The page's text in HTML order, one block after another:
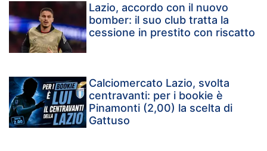
Lazio, accordo con il nuovo
bomber: il suo club tratta la
cessione in prestito con riscatto
Calciomercato Lazio, svolta
centravanti: per i bookie è
Pinamonti (2,00) la scelta di
Gattuso